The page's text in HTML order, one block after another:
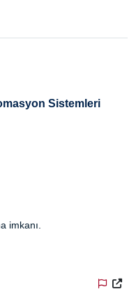
Sistemleri
imkanı.